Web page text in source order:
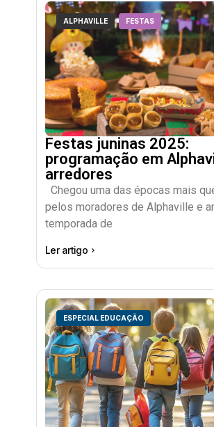
ALPHAVILLE FESTAS
Festas juninas 2025:
programação em
arredores
Chegou uma das épocas mais
pelos moradores de Alphaville e
temporada de
Ler artigo
ESPECIAL EDUCAÇÃO